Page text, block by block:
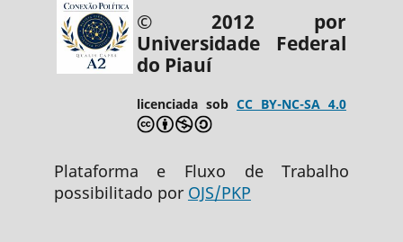
© 2012 por
Universidade Federal
do Piauí
licenciada sob CC BY-NC-SA 4.0
Plataforma e Fluxo de Trabalho
possibilitado por OJS/PKP